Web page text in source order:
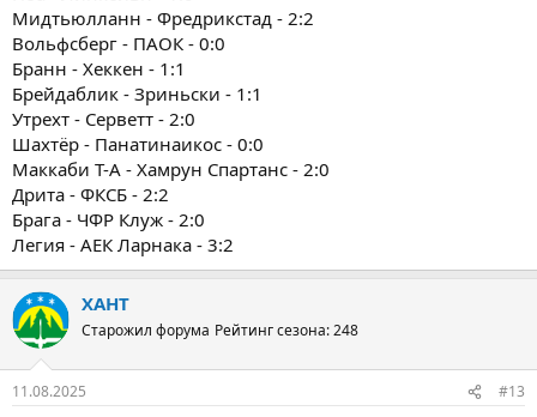
Мидтьюлланн - Фредрикстад - 2:2
Вольфсберг - ПАОК - 0:0
Бранн - Хеккен - 1:1
Брейдаблик - Зриньски - 1:1
Утрехт - Серветт - 2:0
Шахтёр - Панатинаикос - 0:0
Маккаби Т-А - Хамрун Спартанс - 2:0
Дрита - ФКСБ - 2:2
Брага - ЧФР Клуж - 2:0
Легия - АЕК Ларнака - 3:2
ХАНТ
Старожил форума Рейтинг сезона: 248
11.08.2025 #13